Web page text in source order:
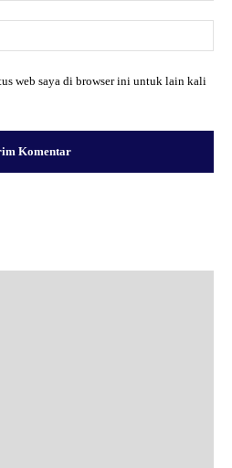
web saya di browser ini untuk lain kali